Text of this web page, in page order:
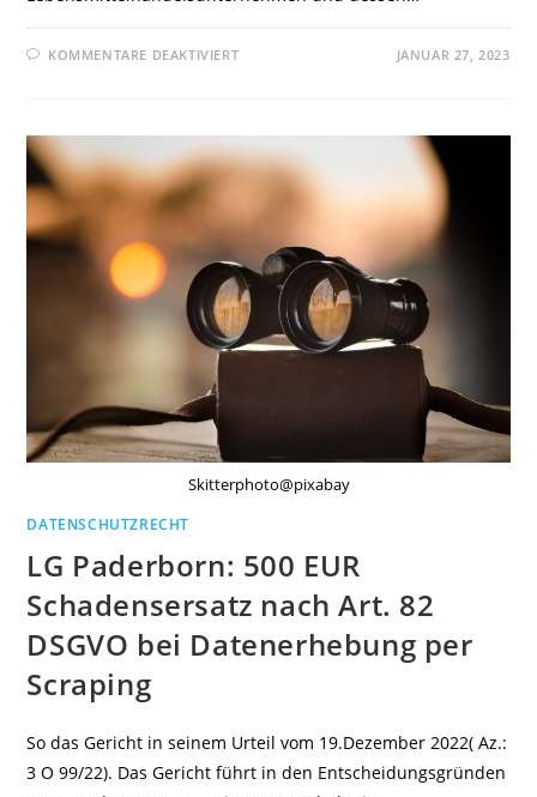
KOMMENTARE DEAKTIVIERTFÜR
NEUEN
§
11
PANGV
RECHTSPRAXIS
JANUAR 27, 2023
Skitterphoto@pixabay
DATENSCHUTZRECHT
LG Paderborn: 500 EUR
Schadensersatz nach Art. 82
DSGVO bei Datenerhebung per
Scraping
So das Gericht in seinem Urteil vom 19.Dezember 2022( Az.:
3 O 99/22). Das Gericht führt in den Entscheidungsgründen